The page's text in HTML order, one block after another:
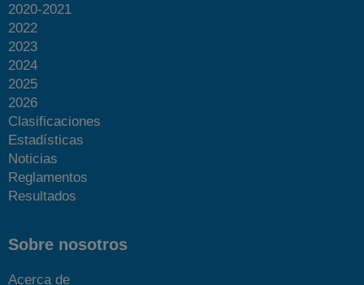
2020-2021
2022
2023
2024
2025
2026
Clasificaciones
Estadísticas
Noticias
Reglamentos
Resultados
Sobre nosotros
Acerca de